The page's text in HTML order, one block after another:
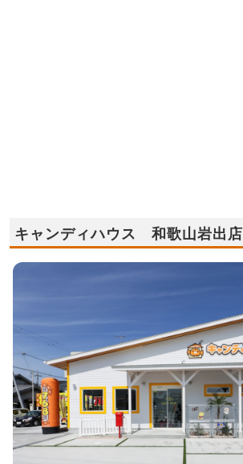
キャンディハウス 和歌山岩出店